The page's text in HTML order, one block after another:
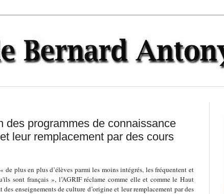
des programmes de connaissance
leur remplacement par des cours
plus en plus d’élèves parmi les moins intégrés, les fréquentent et
sont français », l’AGRIF réclame comme elle et comme le Haut
enseignements de culture d’origine et leur remplacement par des